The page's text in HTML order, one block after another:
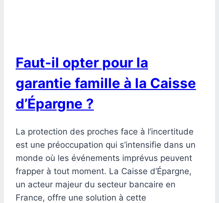
Faut-il opter pour la
garantie famille à la Caisse
d’Épargne ?
La protection des proches face à l’incertitude
est une préoccupation qui s’intensifie dans un
monde où les événements imprévus peuvent
frapper à tout moment. La Caisse d’Épargne,
un acteur majeur du secteur bancaire en
France, offre une solution à cette